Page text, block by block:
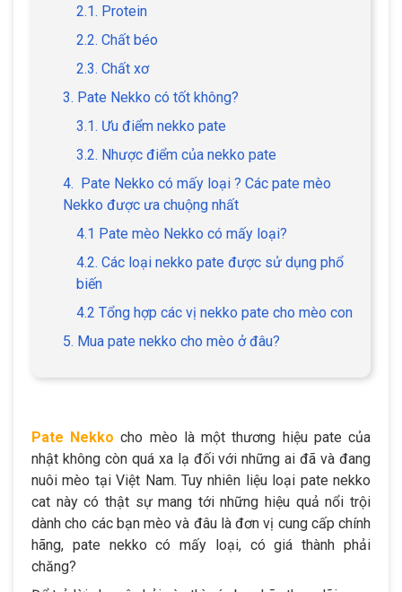
2.1. Protein
2.2. Chất béo
2.3. Chất xơ
3. Pate Nekko có tốt không?
3.1. Ưu điểm nekko pate
3.2. Nhược điểm của nekko pate
4. Pate Nekko có mấy loại ? Các pate mèo
Nekko được ưa chuộng nhất
4.1 Pate mèo Nekko có mấy loại?
4.2. Các loại nekko pate được sử dụng phổ
biến
4.2 Tổng hợp các vị nekko pate cho mèo con
5. Mua pate nekko cho mèo ở đâu?
Pate Nekko cho mèo là một thương hiệu pate của
nhật không còn quá xa lạ đối với những ai đã và đang
nuôi mèo tại Việt Nam. Tuy nhiên liệu loại pate nekko
cat này có thật sự mang tới những hiệu quả nổi trội
dành cho các bạn mèo và đâu là đơn vị cung cấp chính
hãng, pate nekko có mấy loại, có giá thành phải
chăng?